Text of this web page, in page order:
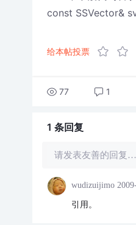
const SSVector&
给本帖投票
77 1
1 条回复
请发表友善的回复…
wudizuijimo
引用。